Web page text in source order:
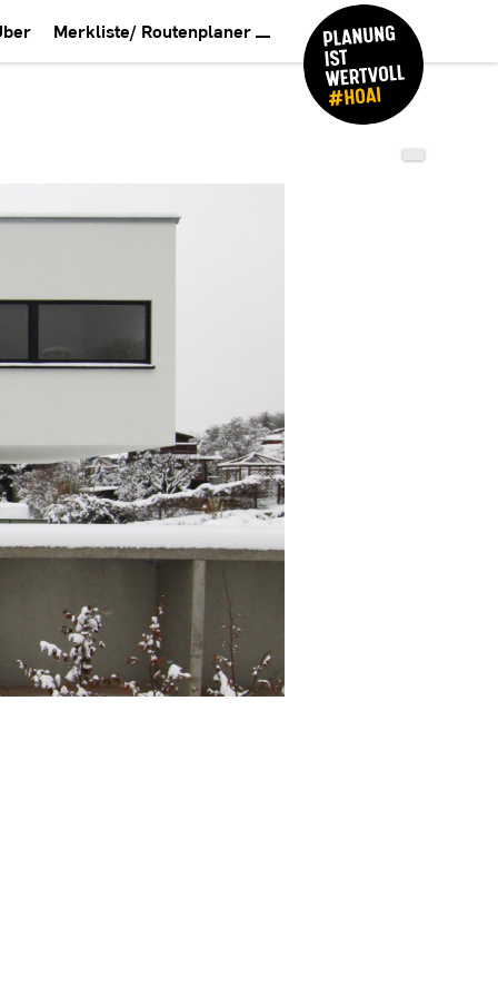
Merkliste/ Routenplaner